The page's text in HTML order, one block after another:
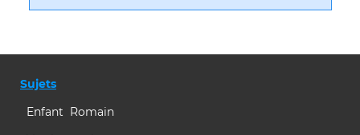
Sujets
Enfant Romain